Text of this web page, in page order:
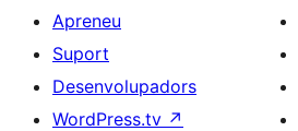
Apreneu
Suport
Desenvolupadors
WordPress.tv ↗